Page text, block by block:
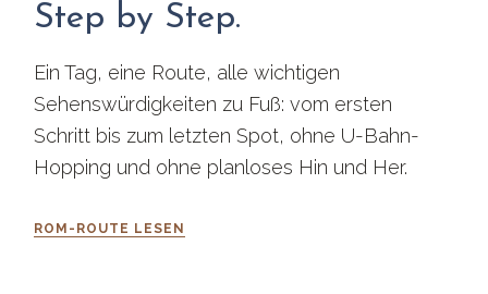
Step by Step.
Ein Tag, eine Route, alle wichtigen
Sehenswürdigkeiten zu Fuß: vom ersten
Schritt bis zum letzten Spot, ohne U-Bahn-
Hopping und ohne planloses Hin und Her.
ROM-ROUTE LESEN